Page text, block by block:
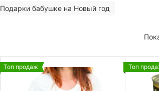
Подарки бабушке на Новый год
Топ продаж Топ